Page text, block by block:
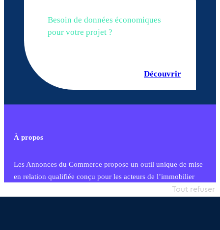
Besoin de données économiques
pour votre projet ?
Découvrir
À propos
Les Annonces du Commerce propose un outil unique de mise
en relation qualifiée conçu pour les acteurs de l’immobilier
commercial et les collectivités territoriales, simple et intégrant
Tout refuser